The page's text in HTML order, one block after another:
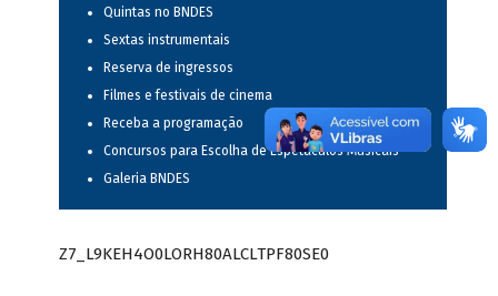
Quintas no BNDES
Sextas instrumentais
Reserva de ingressos
Filmes e festivais de cinema
Receba a programação
Concursos para Escolha de Espetáculos Musicais
Galeria BNDES
Z7_L9KEH4O0LORH80ALCLTPF80SE0